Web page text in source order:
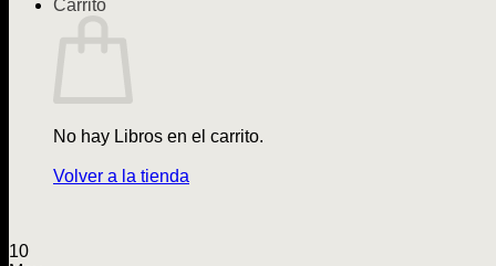
Carrito
No hay Libros en el carrito.
Volver a la tienda
10